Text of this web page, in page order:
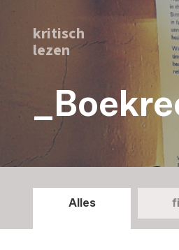
kritisch
lezen
Alles